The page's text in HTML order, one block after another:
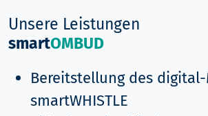
Unsere Leistungen
smartOMBUD
Bereitstellung des
smartWHISTLE